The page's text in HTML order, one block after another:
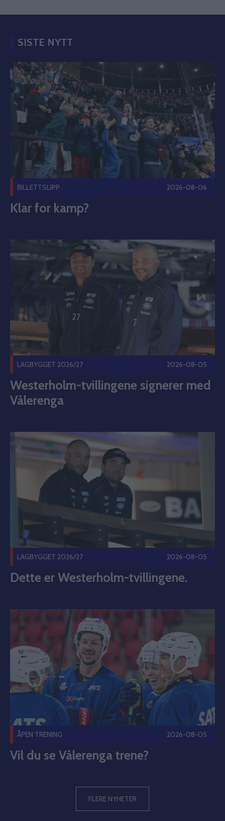
SISTE NYTT
Klar for kamp? Publisert 2026-08-06
BILLETTSLIPP 2026-08-06
Klar for kamp?
Westerholm-tvillingene signerer med Vålerenga Publisert
LAGBYGGET 2026/27 2026-08-05
Westerholm-tvillingene signerer med
Vålerenga
Dette er Westerholm-tvillingene. Publisert 2026-08-05
LAGBYGGET 2026/27 2026-08-05
Dette er Westerholm-tvillingene.
ÅPEN TRENING 2026-08-05
Vil du se Vålerenga trene?
FLERE NYHETER